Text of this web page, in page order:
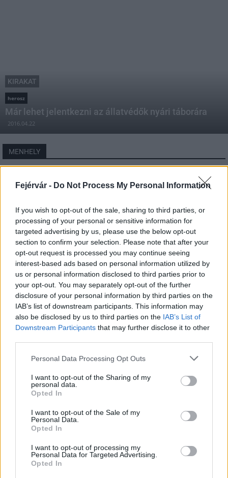
Fejérvár - Do Not Process My Personal Information
If you wish to opt-out of the sale, sharing to third parties, or
processing of your personal or sensitive information for
targeted advertising by us, please use the below opt-out
section to confirm your selection. Please note that after your
opt-out request is processed you may continue seeing
interest-based ads based on personal information utilized by
us or personal information disclosed to third parties prior to
your opt-out. You may separately opt-out of the further
disclosure of your personal information by third parties on the
IAB’s list of downstream participants. This information may
also be disclosed by us to third parties on the IAB’s List of
Downstream Participants that may further disclose it to other
Please note that this website/app uses one or more Google
not limited to your visit or usage behaviour. You may click to
grant or deny consent to Google and its third-party tags to
use your data for below specified purposes in below Google
consent section.
Personal Data Processing Opt Outs
I want to opt-out of the Sharing of my
personal data.
Opted In
I want to opt-out of the Sale of my
Personal Data.
Opted In
I want to opt-out of processing my
Personal Data for Targeted Advertising.
Opted In
KIRAKAT
herosz
Már lehet jelentkezni az állatvédők nyári táborára
2016.04.22
MENHELY
Név
E-mail cím
Feliratkozom a hírlevélre és elfogadom azadatvédelmi
szabályzatot!
FELIRATKOZÁS
termeléssel tehermentesíti a
villamosenergia-rendszert a STRABAG
Országos hírek